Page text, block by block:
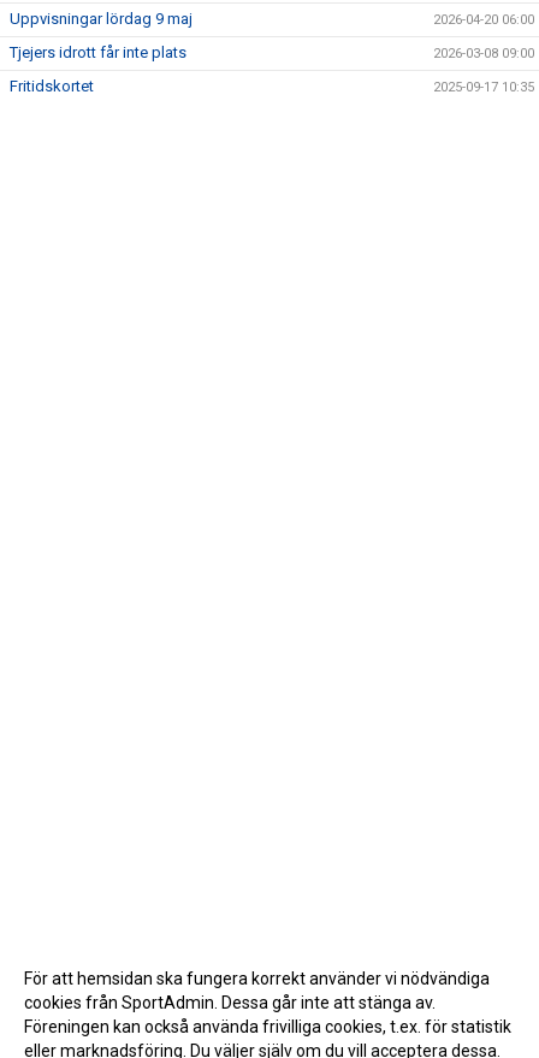
BLI LEDARE
Uppvisningar lördag 9 maj 2026-04-20 06:00
Tjejers idrott får inte plats 2026-03-08 09:00
Fritidskortet 2025-09-17 10:35
För att hemsidan ska fungera korrekt använder vi nödvändiga
cookies från SportAdmin. Dessa går inte att stänga av.
Föreningen kan också använda frivilliga cookies, t.ex. för statistik
eller marknadsföring. Du väljer själv om du vill acceptera dessa.